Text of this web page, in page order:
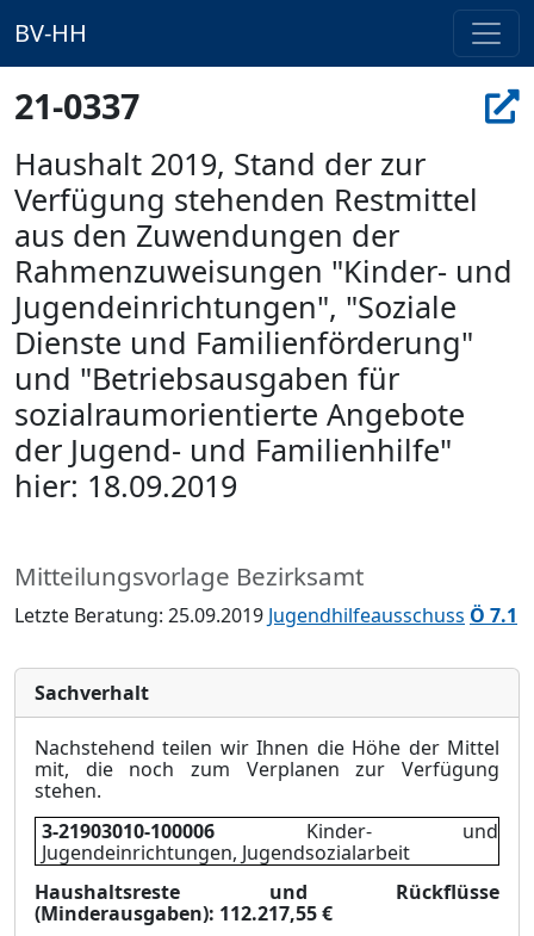
BV-HH
21-0337
Haushalt 2019, Stand der zur
Verfügung stehenden Restmittel
aus den Zuwendungen der
Rahmenzuweisungen "Kinder- und
Jugendeinrichtungen", "Soziale
Dienste und Familienförderung"
und "Betriebsausgaben für
sozialraumorientierte Angebote
der Jugend- und Familienhilfe"
hier: 18.09.2019
Mitteilungsvorlage Bezirksamt
Letzte Beratung: 25.09.2019 Jugendhilfeausschuss Ö 7.1
Sachverhalt
Nachstehend teilen wir Ihnen die Höhe der Mittel
mit, die noch zum Verplanen zur Verfügung
stehen.
3-21903010-100006
Kinder- und
Jugendeinrichtungen, Jugendsozialarbeit
Haushaltsreste und Rückflüsse
(Minderausgaben): 112.217,55 €